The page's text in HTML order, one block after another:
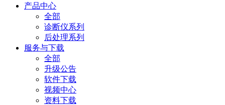
产品中心
全部
诊断仪系列
后处理系列
服务与下载
全部
升级公告
软件下载
视频中心
资料下载